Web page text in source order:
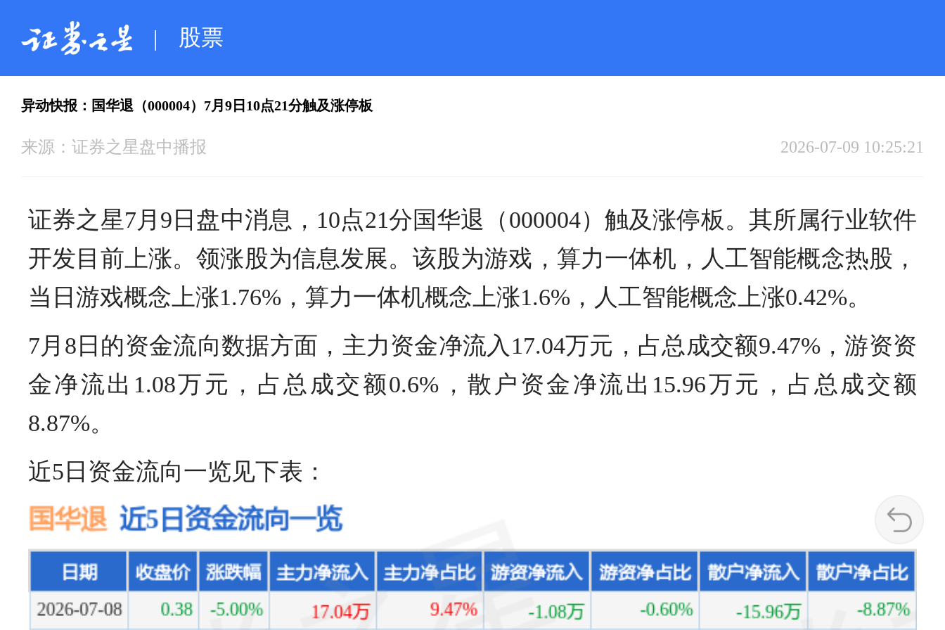
| 股票
异动快报：国华退（000004）7月9日10点21分触及涨停板
来源： 证券之星盘中播报 2026-07-09 10:25:21
证券之星7月9日盘中消息，10点21分国华退（000004）触及涨停板。其所属行业软件
开发目前上涨。领涨股为信息发展。该股为游戏，算力一体机，人工智能概念热股，
当日游戏概念上涨1.76%，算力一体机概念上涨1.6%，人工智能概念上涨0.42%。
7月8日的资金流向数据方面，主力资金净流入17.04万元，占总成交额9.47%，游资资
金净流出1.08万元，占总成交额0.6%，散户资金净流出15.96万元，占总成交额
8.87%。
近5日资金流向一览见下表：